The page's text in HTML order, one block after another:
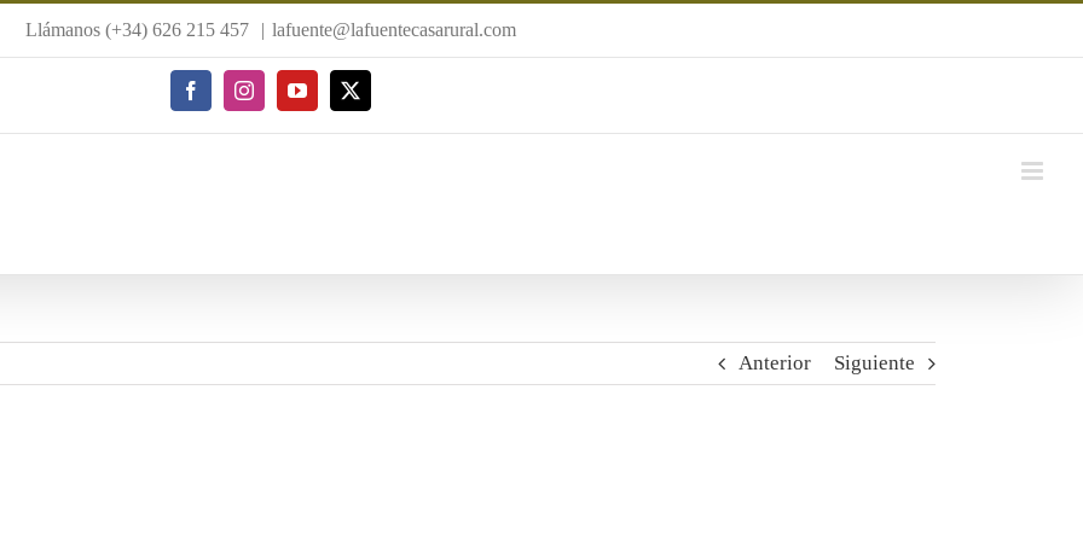
Llámanos (+34) 626 215 457 | lafuente@lafuentecasarural.com
FacebookInstagramYouTube
X
Anterior Siguiente